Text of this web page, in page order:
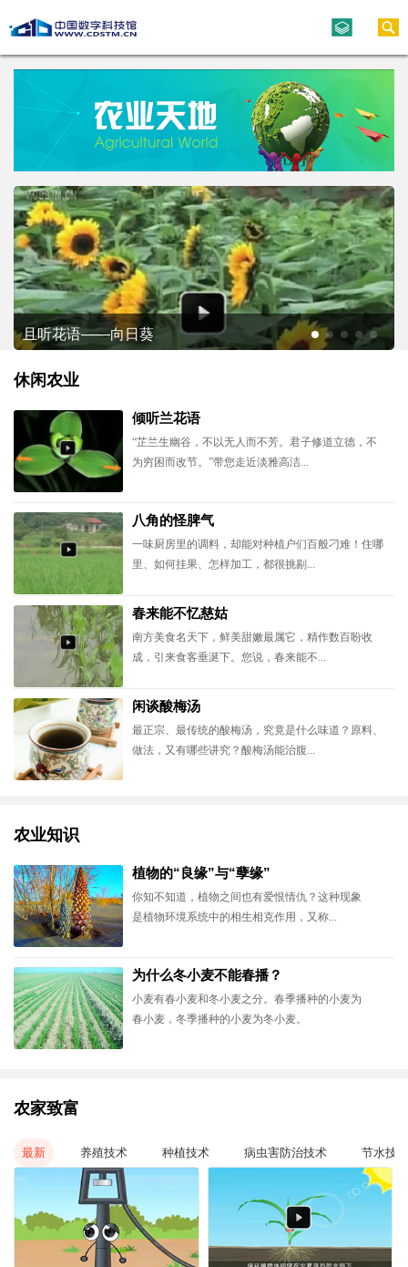
且听花语——向日葵
休闲农业
倾听兰花语
“芷兰生幽谷，不以无人而不芳。君子修道立德，不
为穷困而改节。”带您走近淡雅高洁...
八角的怪脾气
一味厨房里的调料，却能对种植户们百般刁难！住哪
里、如何挂果、怎样加工，都很挑剔...
春来能不忆慈姑
南方美食名天下，鲜美甜嫩最属它，精作数百盼收
成，引来食客垂涎下。您说，春来能不...
闲谈酸梅汤
最正宗、最传统的酸梅汤，究竟是什么味道？原料、
做法，又有哪些讲究？酸梅汤能治腹...
农业知识
植物的“良缘”与“孽缘”
你知不知道，植物之间也有爱恨情仇？这种现象
是植物环境系统中的相生相克作用，又称...
为什么冬小麦不能春播？
小麦有春小麦和冬小麦之分。春季播种的小麦为
春小麦，冬季播种的小麦为冬小麦。
农家致富
最新 养殖技术 种植技术 病虫害防治技术 节水技术